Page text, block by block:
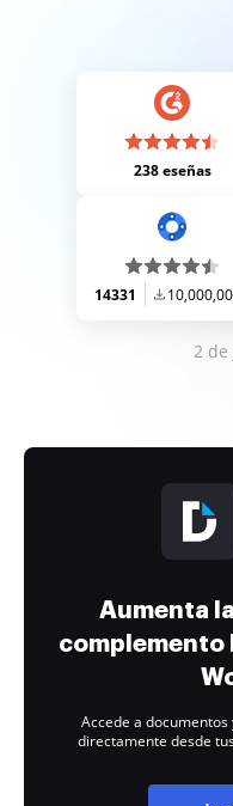
238 eseñas
14331
2 de
Aumenta
complemento
Accede a
directamente desde